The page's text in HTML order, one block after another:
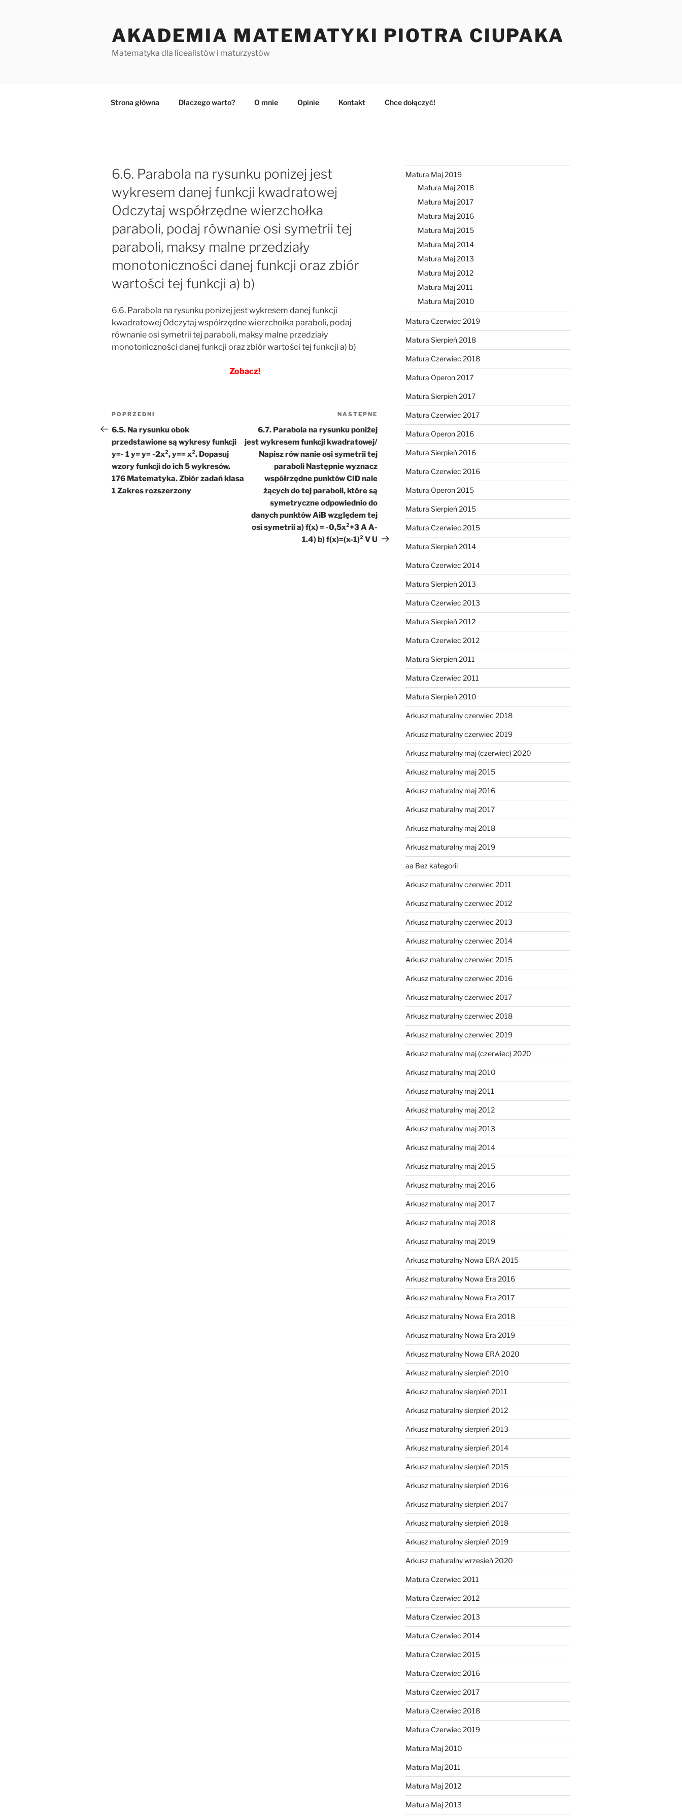
AKADEMIA MATEMATYKI PIOTRA CIUPAKA
Matematyka dla licealistów i maturzystów
Strona główna Dlaczego warto? O mnie Opinie Kontakt Chce dołączyć!
6.6. Parabola na rysunku ponizej jest
wykresem danej funkcji kwadratowej
Odczytaj współrzędne wierzchołka
paraboli, podaj równanie osi symetrii tej
paraboli, maksy malne przedziały
monotoniczności danej funkcji oraz zbiór
wartości tej funkcji a) b)
6.6. Parabola na rysunku ponizej jest wykresem danej funkcji
kwadratowej Odczytaj współrzędne wierzchołka paraboli, podaj
równanie osi symetrii tej paraboli, maksy malne przedziały
monotoniczności danej funkcji oraz zbiór wartości tej funkcji a) b)
Zobacz!
Nawigacja
wpisu
Poprzedni
wpis
POPRZEDNI
6.5. Na rysunku obok
przedstawione są wykresy funkcji
y=- 1 y= y= -2x², y== x². Dopasuj
wzory funkcji do ich 5 wykresów.
176 Matematyka. Zbiór zadań klasa
1 Zakres rozszerzony
Następny
wpis
NASTĘPNE
6.7. Parabola na rysunku poniżej
jest wykresem funkcji kwadratowej/
Napisz rów nanie osi symetrii tej
paraboli Następnie wyznacz
współrzędne punktów CID nale
żących do tej paraboli, które są
symetryczne odpowiednio do
danych punktów AiB względem tej
osi symetrii a) f(x) = -0,5x²+3 A A-
1.4) b) f(x)=(x-1)² V U
Matura Maj 2019
Matura Maj 2018
Matura Maj 2017
Matura Maj 2016
Matura Maj 2015
Matura Maj 2014
Matura Maj 2013
Matura Maj 2012
Matura Maj 2011
Matura Maj 2010
Matura Czerwiec 2019
Matura Sierpień 2018
Matura Czerwiec 2018
Matura Operon 2017
Matura Sierpień 2017
Matura Czerwiec 2017
Matura Operon 2016
Matura Sierpień 2016
Matura Czerwiec 2016
Matura Operon 2015
Matura Sierpień 2015
Matura Czerwiec 2015
Matura Sierpień 2014
Matura Czerwiec 2014
Matura Sierpień 2013
Matura Czerwiec 2013
Matura Sierpień 2012
Matura Czerwiec 2012
Matura Sierpień 2011
Matura Czerwiec 2011
Matura Sierpień 2010
Arkusz maturalny czerwiec 2018
Arkusz maturalny czerwiec 2019
Arkusz maturalny maj (czerwiec) 2020
Arkusz maturalny maj 2015
Arkusz maturalny maj 2016
Arkusz maturalny maj 2017
Arkusz maturalny maj 2018
Arkusz maturalny maj 2019
aa Bez kategorii
Arkusz maturalny czerwiec 2011
Arkusz maturalny czerwiec 2012
Arkusz maturalny czerwiec 2013
Arkusz maturalny czerwiec 2014
Arkusz maturalny czerwiec 2015
Arkusz maturalny czerwiec 2016
Arkusz maturalny czerwiec 2017
Arkusz maturalny czerwiec 2018
Arkusz maturalny czerwiec 2019
Arkusz maturalny maj (czerwiec) 2020
Arkusz maturalny maj 2010
Arkusz maturalny maj 2011
Arkusz maturalny maj 2012
Arkusz maturalny maj 2013
Arkusz maturalny maj 2014
Arkusz maturalny maj 2015
Arkusz maturalny maj 2016
Arkusz maturalny maj 2017
Arkusz maturalny maj 2018
Arkusz maturalny maj 2019
Arkusz maturalny Nowa ERA 2015
Arkusz maturalny Nowa Era 2016
Arkusz maturalny Nowa Era 2017
Arkusz maturalny Nowa Era 2018
Arkusz maturalny Nowa Era 2019
Arkusz maturalny Nowa ERA 2020
Arkusz maturalny sierpień 2010
Arkusz maturalny sierpień 2011
Arkusz maturalny sierpień 2012
Arkusz maturalny sierpień 2013
Arkusz maturalny sierpień 2014
Arkusz maturalny sierpień 2015
Arkusz maturalny sierpień 2016
Arkusz maturalny sierpień 2017
Arkusz maturalny sierpień 2018
Arkusz maturalny sierpień 2019
Arkusz maturalny wrzesień 2020
Matura Czerwiec 2011
Matura Czerwiec 2012
Matura Czerwiec 2013
Matura Czerwiec 2014
Matura Czerwiec 2015
Matura Czerwiec 2016
Matura Czerwiec 2017
Matura Czerwiec 2018
Matura Czerwiec 2019
Matura Maj 2010
Matura Maj 2011
Matura Maj 2012
Matura Maj 2013